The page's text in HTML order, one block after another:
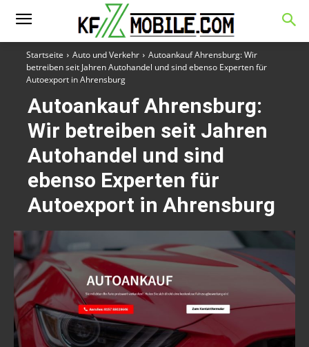
Startseite Auto und Verkehr
Autoankauf Ahrensburg: Wir
betreiben seit Jahren Autohandel und sind ebenso Experten für
Autoexport in Ahrensburg
Autoankauf Ahrensburg:
Wir betreiben seit Jahren
Autohandel und sind
ebenso Experten für
Autoexport in Ahrensburg